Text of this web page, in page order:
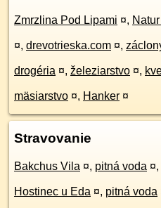
Zmrzlina Pod Lipami ¤,
¤, drevotrieska.com ¤,
drogéria ¤, železiarstvo ¤,
mäsiarstvo ¤, Hanker ¤
Stravovanie
Bakchus Vila ¤, pitná voda ¤,
Hostinec u Eda ¤, pitná voda